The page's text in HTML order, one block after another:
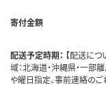
寄付金額
配送予定時期： 【配送に
域：北海道・沖縄県・一
や曜日指定、事前連絡のご